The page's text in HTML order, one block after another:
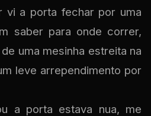
vi a porta fechar por uma
saber para onde correr,
uma mesinha estreita na
leve arrependimento por
a porta estava nua, me